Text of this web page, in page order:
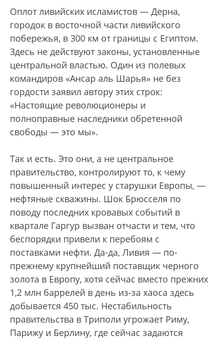
Оплот ливийских исламистов — Дерна,
городок в восточной части ливийского
побережья, в 300 км от границы с Египтом.
Здесь не действуют законы, установленные
центральной властью. Один из полевых
командиров «Ансар аль Шарья» не без
гордости заявил автору этих строк:
«Настоящие революционеры и
полноправные наследники обретенной
свободы — это мы».
Так и есть. Это они, а не центральное
правительство, контролируют то, к чему
повышенный интерес у старушки Европы, —
нефтяные скважины. Шок Брюсселя по
поводу последних кровавых событий в
квартале Гаргур вызван отчасти и тем, что
беспорядки привели к перебоям с
поставками нефти. Да-да, Ливия — по-
прежнему крупнейший поставщик черного
золота в Европу, хотя сейчас вместо прежних
1,2 млн баррелей в день из-за хаоса здесь
добывается 450 тыс. Нестабильность
правительства в Триполи угрожает Риму,
Парижу и Берлину, где сейчас задаются